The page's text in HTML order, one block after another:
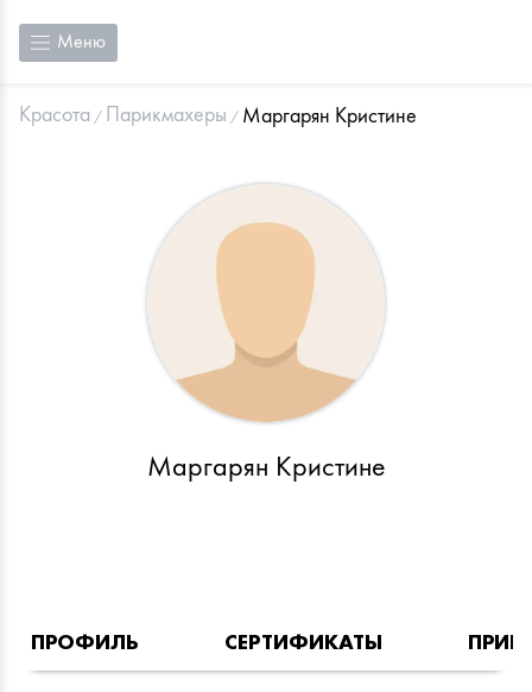
Меню
Красота Парикмахеры Маргарян Кристине
Маргарян Кристине
ПРОФИЛЬ СЕРТИФИКАТЫ